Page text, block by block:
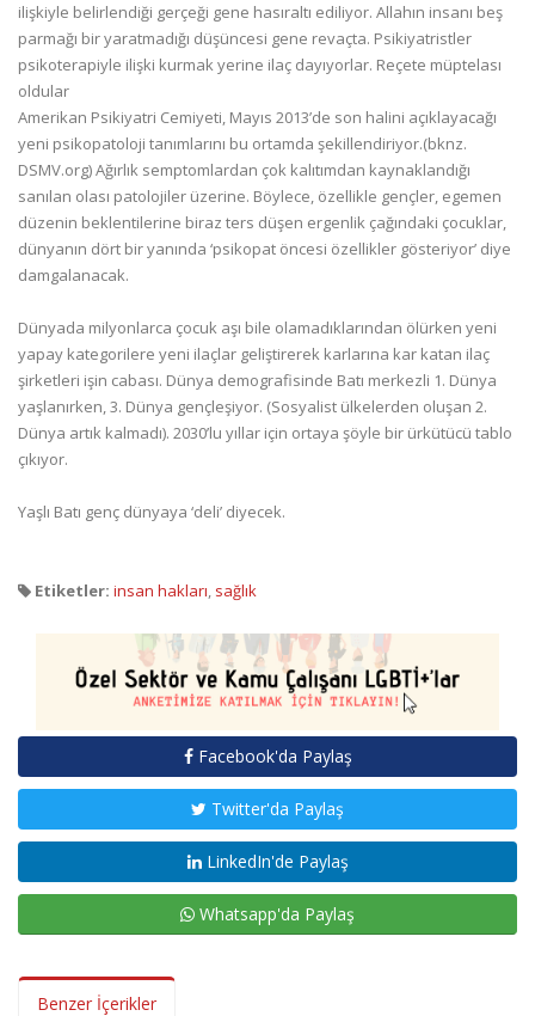
ilişkiyle belirlendiği gerçeği gene hasıraltı ediliyor. Allahın insanı beş
parmağı bir yaratmadığı düşüncesi gene revaçta. Psikiyatristler
psikoterapiyle ilişki kurmak yerine ilaç dayıyorlar. Reçete müptelası
oldular
Amerikan Psikiyatri Cemiyeti, Mayıs 2013’de son halini açıklayacağı
yeni psikopatoloji tanımlarını bu ortamda şekillendiriyor.(bknz.
DSMV.org) Ağırlık semptomlardan çok kalıtımdan kaynaklandığı
sanılan olası patolojiler üzerine. Böylece, özellikle gençler, egemen
düzenin beklentilerine biraz ters düşen ergenlik çağındaki çocuklar,
dünyanın dört bir yanında ‘psikopat öncesi özellikler gösteriyor’ diye
damgalanacak.
Dünyada milyonlarca çocuk aşı bile olamadıklarından ölürken yeni
yapay kategorilere yeni ilaçlar geliştirerek karlarına kar katan ilaç
şirketleri işin cabası. Dünya demografisinde Batı merkezli 1. Dünya
yaşlanırken, 3. Dünya gençleşiyor. (Sosyalist ülkelerden oluşan 2.
Dünya artık kalmadı). 2030’lu yıllar için ortaya şöyle bir ürkütücü tablo
çıkıyor.
Yaşlı Batı genç dünyaya ‘deli’ diyecek.
Etiketler: insan hakları, sağlık
Facebook'da Paylaş
Twitter'da Paylaş
LinkedIn'de Paylaş
Whatsapp'da Paylaş
Benzer İçerikler